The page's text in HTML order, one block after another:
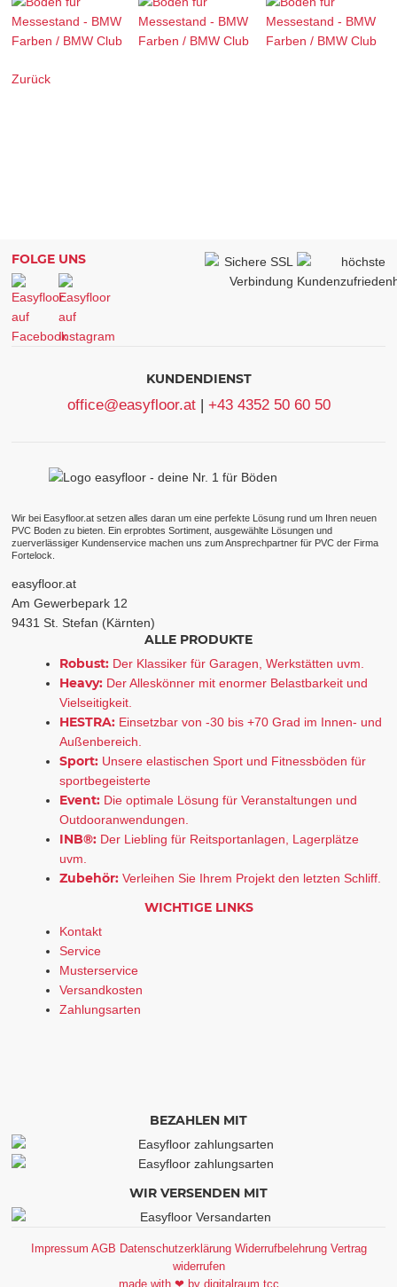
Zurück
FOLGE UNS
KUNDENDIENST
office@easyfloor.at +43 4352 50 60 50
Wir bei Easyfloor.at setzen alles daran um eine perfekte Lösung rund um Ihren neuen
PVC Boden zu bieten. Ein erprobtes Sortiment, ausgewählte Lösungen und
zuerverlässiger Kundenservice machen uns zum Ansprechpartner für PVC der Firma
Fortelock.
easyfloor.at
Am Gewerbepark 12
9431 St. Stefan (Kärnten)
ALLE PRODUKTE
Robust: Der Klassiker für Garagen, Werkstätten uvm.
Heavy: Der Alleskönner mit enormer Belastbarkeit und
Vielseitigkeit.
HESTRA: Einsetzbar von -30 bis +70 Grad im Innen- und
Außenbereich.
Sport: Unsere elastischen Sport und Fitnessböden für
sportbegeisterte
Event: Die optimale Lösung für Veranstaltungen und
Outdooranwendungen.
INB®: Der Liebling für Reitsportanlagen, Lagerplätze
uvm.
Zubehör: Verleihen Sie Ihrem Projekt den letzten Schliff.
WICHTIGE LINKS
Kontakt
Service
Musterservice
Versandkosten
Zahlungsarten
BEZAHLEN MIT
WIR VERSENDEN MIT
Impressum AGB Datenschutzerklärung Widerrufbelehrung Vertrag
widerrufen
made with ❤ by digitalraum tcc